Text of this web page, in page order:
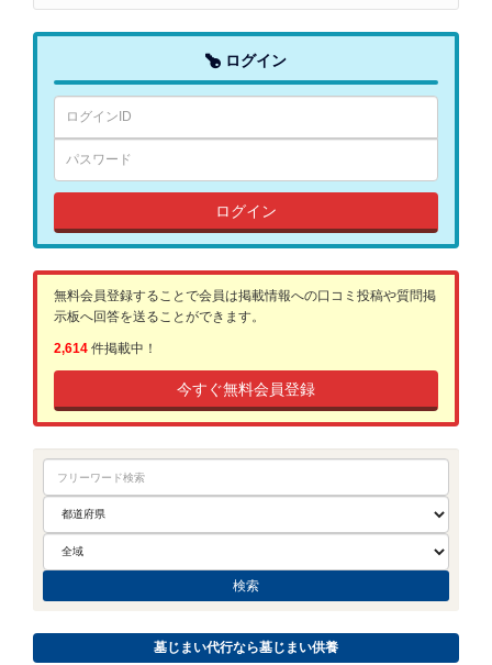
ログイン
ログイン
無料会員登録することで会員は掲載情報への口コミ投稿や質問掲
示板へ回答を送ることができます。
2,614 件掲載中！
今すぐ無料会員登録
墓じまい代行なら墓じまい供養